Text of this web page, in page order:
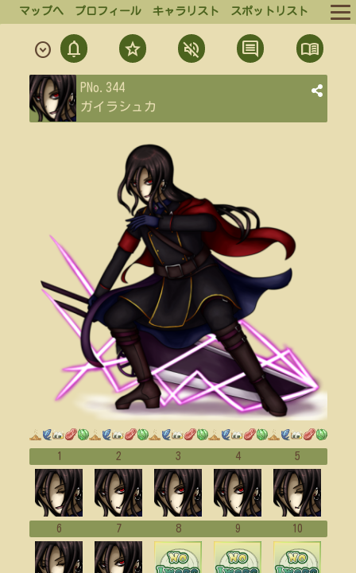
マップへ プロフィール キャラリスト スポットリスト
ルール
ログアウト
expand_circle_down notifications
通
知
star
フ
ォ
ロ
volume_off
ミ
comment
発
menu_book
結
果
PNo.344
ガイラシュカ
1 2 3 4 5
6 7 8 9 10